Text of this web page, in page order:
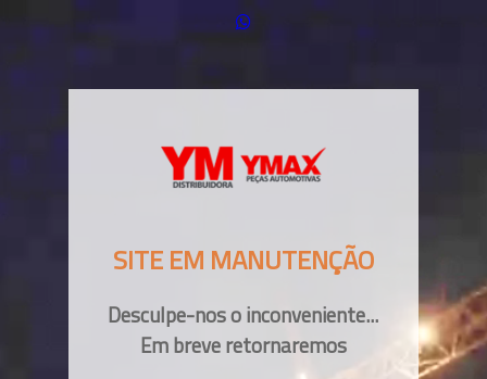
SITE EM MANUTENÇÃO
Desculpe-nos o inconveniente...
Em breve retornaremos